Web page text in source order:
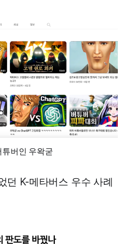
버인 우왁굳
던 K-메타버스 우수 사례